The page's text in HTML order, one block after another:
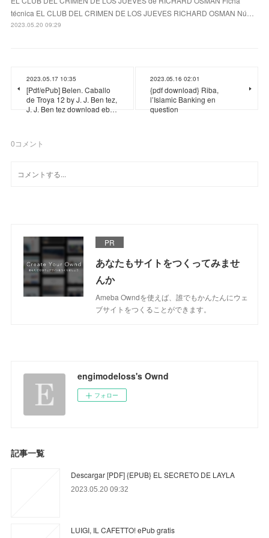
técnica EL CLUB DEL CRIMEN DE LOS JUEVES RICHARD OSMAN Nú…
2023.05.20 09:29
2023.05.17 10:35
[Pdf/ePub] Belen. Caballo
de Troya 12 by J. J. Ben tez,
J. J. Ben tez download eb…
2023.05.16 02:01
{pdf download} Riba,
l’Islamic Banking en
question
0コメント
PR
あなたもサイトをつくってみませ
んか
Ameba Owndを使えば、誰でもかんたんにウェ
ブサイトをつくることができます。
engimodeloss's Ownd
フォロー
記事一覧
Descargar [PDF] {EPUB} EL SECRETO DE LAYLA
2023.05.20 09:32
LUIGI, IL CAFETTO! ePub gratis